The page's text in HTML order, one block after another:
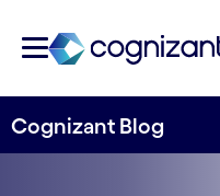
Cognizant Blog